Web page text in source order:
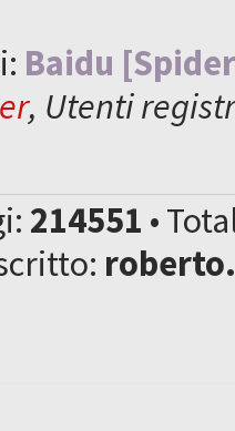
Baidu
, Utenti
214551 •